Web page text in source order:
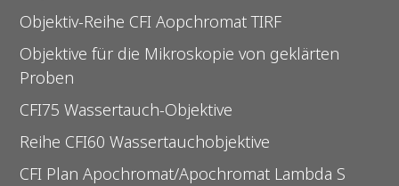
Objektiv-Reihe CFI Aopchromat TIRF
Objektive für die Mikroskopie von geklärten
Proben
CFI75 Wassertauch-Objektive
Reihe CFI60 Wassertauchobjektive
CFI Plan Apochromat/Apochromat Lambda S